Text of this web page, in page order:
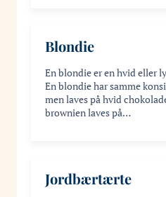
Blondie
En blondie er en hvid eller
En blondie har samme
men laves på hvid
brownien laves på…
Jordbærtærte